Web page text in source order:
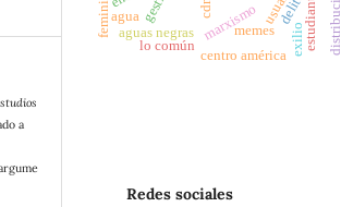
a
marxismo
aguas negras memes
agua estudiantes
lo común exilio
centro américa
Redes sociales